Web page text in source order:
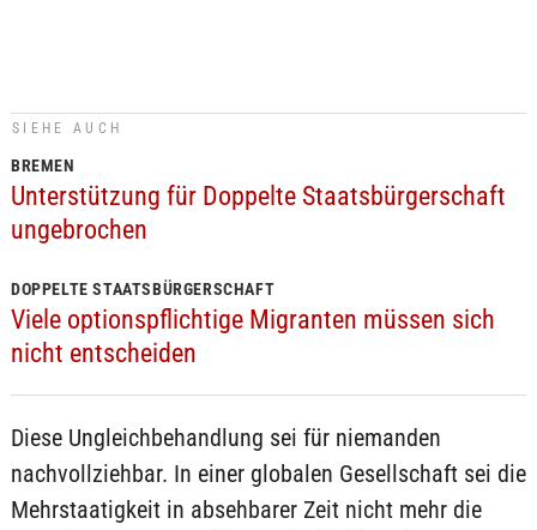
SIEHE AUCH
BREMEN
Unterstützung für Doppelte Staatsbürgerschaft
ungebrochen
DOPPELTE STAATSBÜRGERSCHAFT
Viele optionspflichtige Migranten müssen sich
nicht entscheiden
Diese Ungleichbehandlung sei für niemanden
nachvollziehbar. In einer globalen Gesellschaft sei die
Mehrstaatigkeit in absehbarer Zeit nicht mehr die